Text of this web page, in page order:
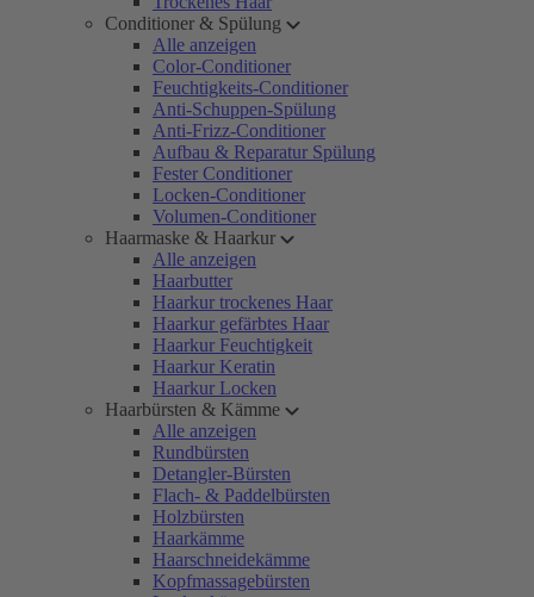
Conditioner & Spülung
Alle anzeigen
Color-Conditioner
Feuchtigkeits-Conditioner
Anti-Schuppen-Spülung
Anti-Frizz-Conditioner
Aufbau & Reparatur Spülung
Fester Conditioner
Locken-Conditioner
Volumen-Conditioner
Haarmaske & Haarkur
Alle anzeigen
Haarbutter
Haarkur trockenes Haar
Haarkur gefärbtes Haar
Haarkur Feuchtigkeit
Haarkur Keratin
Haarkur Locken
Haarbürsten & Kämme
Alle anzeigen
Rundbürsten
Detangler-Bürsten
Flach- & Paddelbürsten
Holzbürsten
Haarkämme
Haarschneidekämme
Kopfmassagebürsten